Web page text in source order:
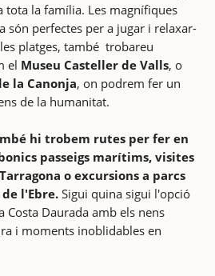
tota la família. Les magnífiques
són perfectes per a jugar i relaxar-
platges, també trobareu
el Museu Casteller de Valls, o
la Canonja, on podrem fer un
de la humanitat.
hi trobem rutes per fer en
passeigs marítims, visites
o excursions a parcs
l'Ebre.Sigui quina sigui l'opció
Costa Daurada amb els nens
i moments inoblidables en